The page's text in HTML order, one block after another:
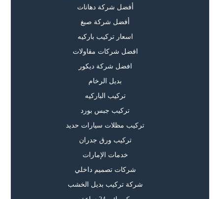
أفضل شركة دهانات
أفضل شركة صبغ
اسعار تركيب باركيه
افضل شركات مقاولات
افضل شركة ديكور
بديل الرخام
تركيب الباركيه
تركيب جبس بورد
تركيب مظلات سيارات حديد
تركيب ورق جدران
خدمات الإمارات
شركات تصميم داخلي
شركة تركيب بديل الخشب